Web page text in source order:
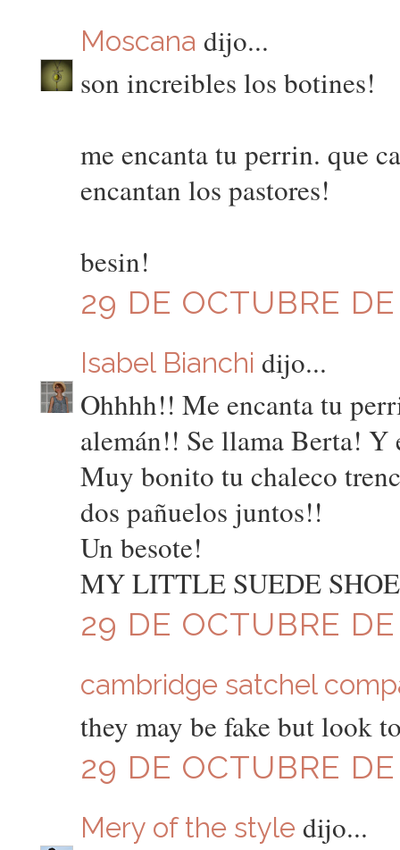
Moscana dijo...
son increibles los botines!
me encanta tu perrin. que
encantan los pastores!
besin!
29 DE OCTUBRE
Isabel Bianchi dijo...
Ohhhh!! Me encanta tu
alemán!! Se llama Berta! Y
Muy bonito tu chaleco
dos pañuelos juntos!!
Un besote!
MY LITTLE SUEDE
29 DE OCTUBRE
cambridge satchel
they may be fake but look
29 DE OCTUBRE
Mery of the style dijo...